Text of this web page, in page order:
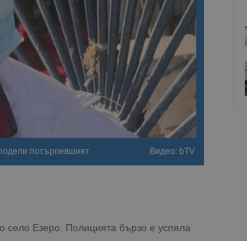
потърпевшият Видео: bTV
село Езеро. Полицията бързо е успяла